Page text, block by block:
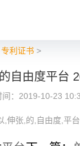
专利证书>
自由度平台
：2019-10-23
,伸张,的,自由度,平